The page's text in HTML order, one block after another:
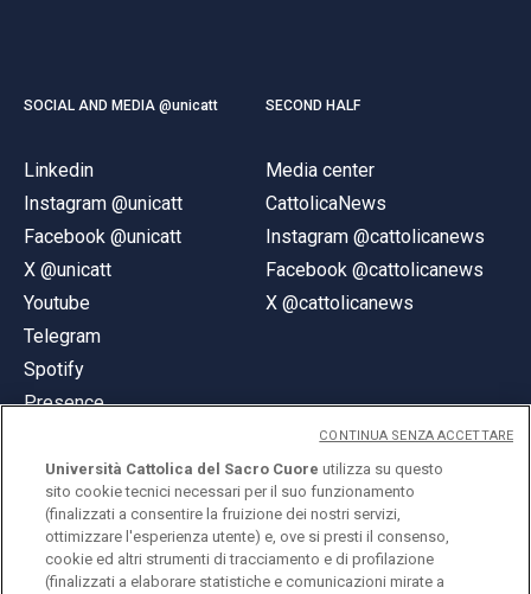
SOCIAL AND MEDIA @unicatt
Linkedin
Instagram @unicatt
Facebook @unicatt
X @unicatt
Youtube
Telegram
Spotify
Presence
SECOND HALF
Media center
CattolicaNews
Instagram @cattolicanews
Facebook @cattolicanews
X @cattolicanews
© Università Cattolica del Sacro Cuore
Largo A. Gemelli 1, 20123 Milan
Università Cattolica del Sacro Cuore utilizza su questo
sito cookie tecnici necessari per il suo funzionamento
(finalizzati a consentire la fruizione dei nostri servizi,
ottimizzare l'esperienza utente) e, ove si presti il consenso,
cookie ed altri strumenti di tracciamento e di profilazione
(finalizzati a elaborare statistiche e comunicazioni mirate a
CONTINUA SENZA ACCETTARE